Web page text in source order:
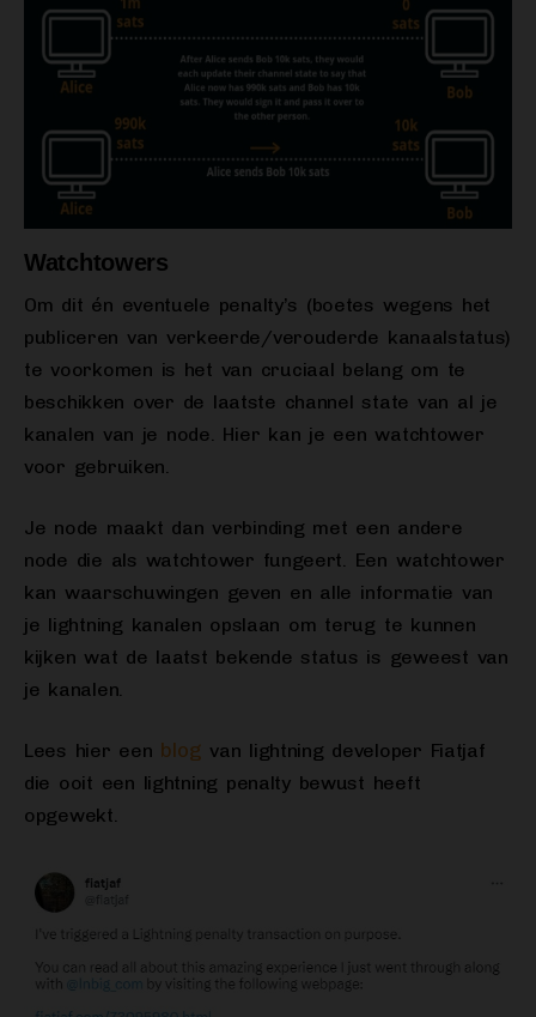
Watchtowers
Om dit én eventuele penalty’s (boetes wegens het
publiceren van verkeerde/verouderde kanaalstatus)
te voorkomen is het van cruciaal belang om te
beschikken over de laatste channel state van al je
kanalen van je node. Hier kan je een watchtower
voor gebruiken.
Je node maakt dan verbinding met een andere
node die als watchtower fungeert. Een watchtower
kan waarschuwingen geven en alle informatie van
je lightning kanalen opslaan om terug te kunnen
kijken wat de laatst bekende status is geweest van
je kanalen.
Lees hier een blog van lightning developer Fiatjaf
die ooit een lightning penalty bewust heeft
opgewekt.